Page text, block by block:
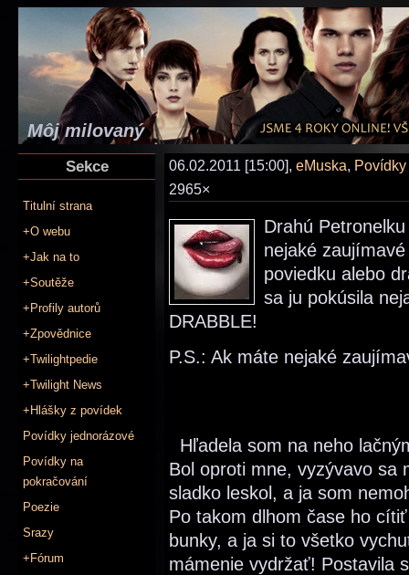
Môj milovaný
Sekce
Titulní strana
+O webu
+Jak na to
+Soutěže
+Profily autorů
+Zpovědnice
+Twilightpedie
+Twilight News
+Hlášky z povídek
Povídky jednorázové
Povídky na
pokračování
Poezie
Srazy
+Fórum
06.02.2011 [15:00], eMuska,
2965×
Drahú
nejaké
poviedku alebo
sa ju pokúsila
DRABBLE!
P.S.: Ak máte nejaké
Hľadela som na neho
Bol oproti mne, vyzývavo sa
sladko leskol, a ja som
Po takom dlhom čase ho
bunky, a ja si to všetko
mámenie vydržať! Postavila